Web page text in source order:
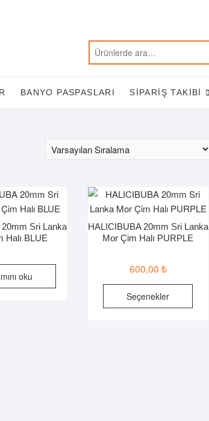
BANYO PASPASLARI SIPARIŞ TAKIBI
Sri Lanka
Halı BLUE
oku
HALICIBUBA 20mm Sri Lanka
Mor Çim Halı PURPLE
600,00 ₺
Seçenekler
Bu